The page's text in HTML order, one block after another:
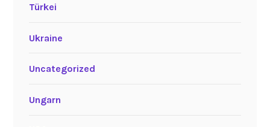
Türkei
Ukraine
Uncategorized
Ungarn